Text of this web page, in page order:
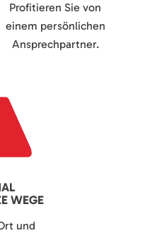
Profitieren Sie von
einem persönlichen
Ansprechpartner.
WEGE
und